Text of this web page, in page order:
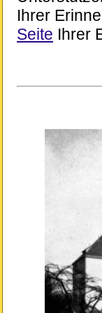
Ihrer
Seite Ihrer